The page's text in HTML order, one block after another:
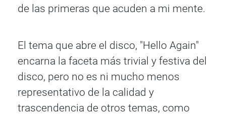
de las primeras que acuden a mi mente.
El tema que abre el disco, "Hello Again"
encarna la faceta más trivial y festiva del
disco, pero no es ni mucho menos
representativo de la calidad y
trascendencia de otros temas, como